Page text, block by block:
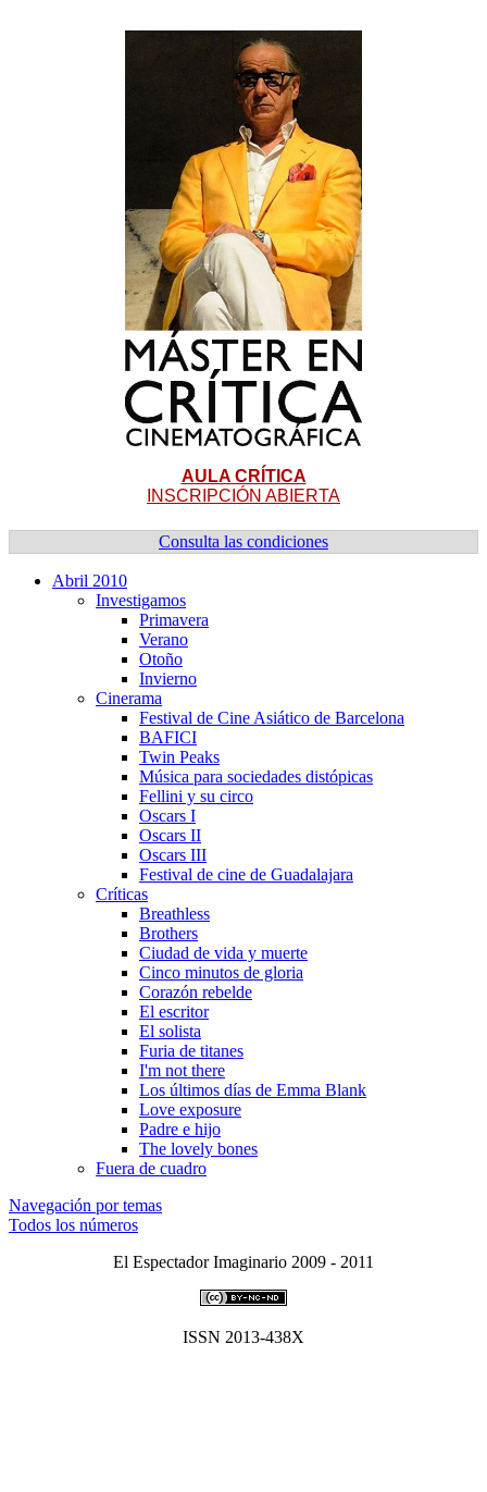
AULA CRÍTICA
INSCRIPCIÓN ABIERTA
Consulta las condiciones
Abril 2010
Investigamos
Primavera
Verano
Otoño
Invierno
Cinerama
Festival de Cine Asiático de Barcelona
BAFICI
Twin Peaks
Música para sociedades distópicas
Fellini y su circo
Oscars I
Oscars II
Oscars III
Festival de cine de Guadalajara
Crí­ticas
Breathless
Brothers
Ciudad de vida y muerte
Cinco minutos de gloria
Corazón rebelde
El escritor
El solista
Furia de titanes
I'm not there
Los últimos dí­as de Emma Blank
Love exposure
Padre e hijo
The lovely bones
Fuera de cuadro
Navegación por temas
Todos los números
El Espectador Imaginario 2009 - 2011
ISSN 2013-438X